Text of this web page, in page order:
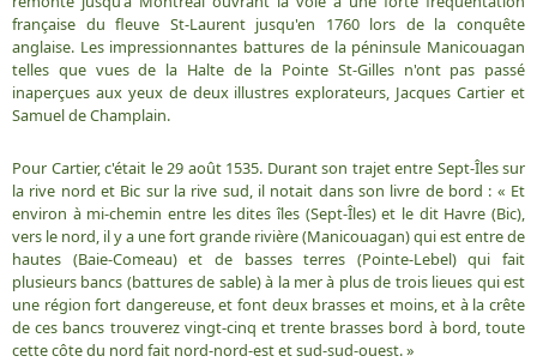
française du fleuve St-Laurent jusqu'en 1760 lors de la conquête
anglaise. Les impressionnantes battures de la péninsule Manicouagan
telles que vues de la Halte de la Pointe St-Gilles n'ont pas passé
inaperçues aux yeux de deux illustres explorateurs, Jacques Cartier et
Samuel de Champlain.
Pour Cartier, c'était le 29 août 1535. Durant son trajet entre Sept-Îles sur
la rive nord et Bic sur la rive sud, il notait dans son livre de bord : « Et
environ à mi-chemin entre les dites îles (Sept-Îles) et le dit Havre (Bic),
vers le nord, il y a une fort grande rivière (Manicouagan) qui est entre de
hautes (Baie-Comeau) et de basses terres (Pointe-Lebel) qui fait
plusieurs bancs (battures de sable) à la mer à plus de trois lieues qui est
une région fort dangereuse, et font deux brasses et moins, et à la crête
de ces bancs trouverez vingt-cinq et trente brasses bord à bord, toute
cette côte du nord fait nord-nord-est et sud-sud-ouest. »